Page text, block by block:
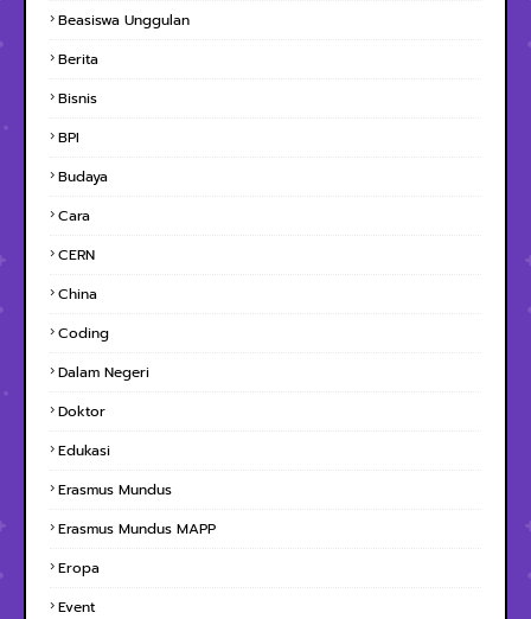
Beasiswa Unggulan
Berita
Bisnis
BPI
Budaya
Cara
CERN
China
Coding
Dalam Negeri
Doktor
Edukasi
Erasmus Mundus
Erasmus Mundus MAPP
Eropa
Event